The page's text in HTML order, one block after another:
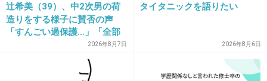
2014/04/10(木) 18:35:42
母の趣味で小さい頃から長髪リボン、フリフリ
辻希美（39）、中2次男の荷
造りをする様子に賛否の声
「すんごい過保護…」「全部
ママが準備してくれるんだ」
2026年8月7日
タイタニックを語りたい
2026年8月6日